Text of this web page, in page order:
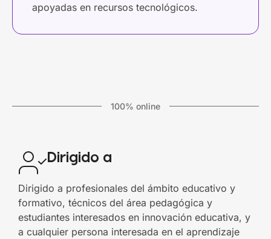
apoyadas en recursos tecnológicos.
100% online
Dirigido a
Dirigido a profesionales del ámbito educativo y
formativo, técnicos del área pedagógica y
estudiantes interesados en innovación educativa, y
a cualquier persona interesada en el aprendizaje